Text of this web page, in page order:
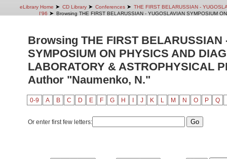
eLibrary Home ➤ CD Library ➤ Conferences ➤ THE FIRST BELARUSSIAN -
I'96 ➤ Browsing THE FIRST BELARUSSIAN - YUGOSLAVIAN SYMPOSIUM
Browsing THE FIRST BELARUSSIAN
SYMPOSIUM ON PHYSICS AND
LABORATORY & ASTROPHYSICAL
Author "Naumenko, N."
0-9 A B C D E F G H J K L M N O P Q
Or enter first few letters: